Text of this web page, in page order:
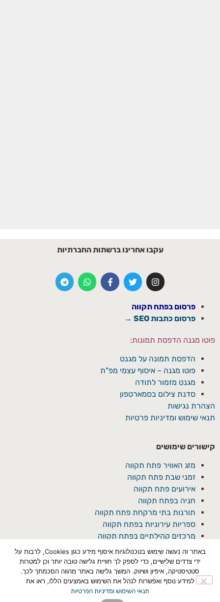
עקבו אחרינו ברשתות החברתיות
פרסום בפתח תקווה
פרסום כתבות SEO →
פוטו מגנה הדפסת תמונות:
הדפסת תמונה על מגנט
פוטו מגנה – איסוף עצמי מפ"ת
מגנט מזמור לתודה
סדנת צילום בסמארטפון
הצהרת נגישות
תנאי שימוש ומדיניות פרטיות
קישורים שימושים
מזג האוויר פתח תקווה
זמני שבת פתח תקווה
אירועים פתח תקווה
חניה בפתח תקווה
תורנות בתי מרקחת פתח תקווה
ספריות עירוניות בפתח תקווה
מרכזים קהילתיים בפתח תקווה
באתר זה נעשה שימוש בטכנולוגיות איסוף מידע כגון Cookies, לרבות על
ידי צדדים שלישיים, כדי לספק לך חוויית גלישה טובה יותר וכן למטרות
סטטיסטיקה, איפיון ושיווק. המשך גלישה באתר מהווה הסכמתך לכך.
למידע נוסף ואפשרות לנהל את השימוש באמצעים הללו, ראו את
תנאי השימוש ומדיניות הפרטיות